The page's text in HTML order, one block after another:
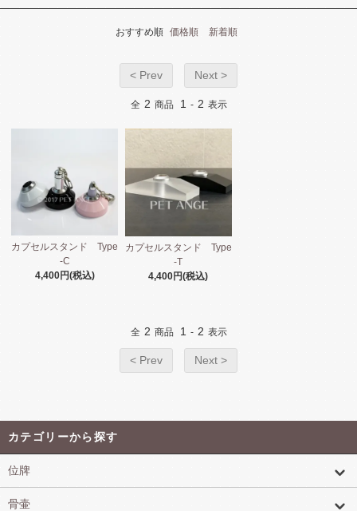
おすすめ順 価格順 新着順
< Prev Next >
全 2 商品 1 - 2 表示
カプセルスタンド Type
-C
4,400円(税込)
カプセルスタンド Type
-T
4,400円(税込)
全 2 商品 1 - 2 表示
< Prev Next >
カテゴリーから探す
位牌
骨壷